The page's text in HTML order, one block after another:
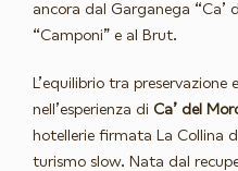
ancora dal Garganega “Ca’
“Camponi” e al Brut.
L’equilibrio tra
nell’esperienza di Ca’ del
hotellerie firmata La Collina
turismo slow. Nata dal